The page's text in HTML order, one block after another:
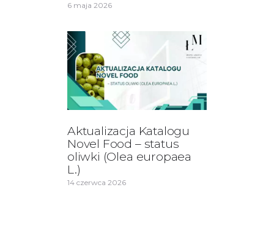
6 maja 2026
Aktualizacja Katalogu
Novel Food – status
oliwki (Olea europaea
L.)
14 czerwca 2026